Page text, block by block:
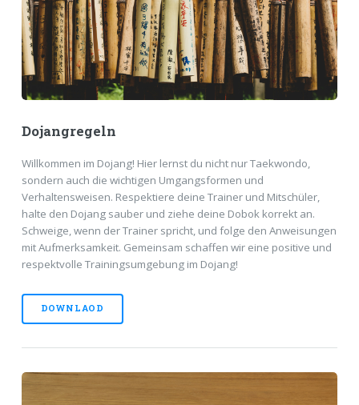
Dojangregeln
Willkommen im Dojang! Hier lernst du nicht nur Taekwondo,
sondern auch die wichtigen Umgangsformen und
Verhaltensweisen. Respektiere deine Trainer und Mitschüler,
halte den Dojang sauber und ziehe deine Dobok korrekt an.
Schweige, wenn der Trainer spricht, und folge den Anweisungen
mit Aufmerksamkeit. Gemeinsam schaffen wir eine positive und
respektvolle Trainingsumgebung im Dojang!
DOWNLAOD